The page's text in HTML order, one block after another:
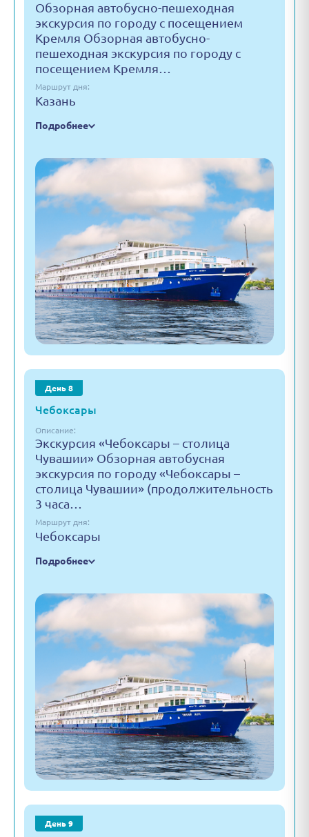
Обзорная автобусно-пешеходная
экскурсия по городу с посещением
Кремля Обзорная автобусно-
пешеходная экскурсия по городу с
посещением Кремля…
Маршрут дня:
Казань
Подробнее
День 8
Чебоксары
Описание:
Экскурсия «Чебоксары – столица
Чувашии» Обзорная автобусная
экскурсия по городу «Чебоксары –
столица Чувашии» (продолжительность
3 часа…
Маршрут дня:
Чебоксары
Подробнее
День 9